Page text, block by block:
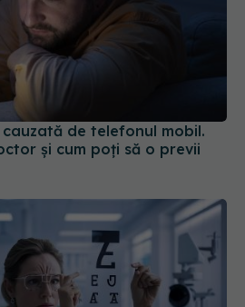
de telefonul mobil.
și cum poți să o previi